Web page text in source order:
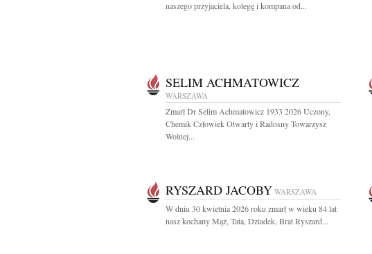
naszego przyjaciela, kolegę i kompana od...
SELIM ACHMATOWICZ
WARSZAWA
Zmarł Dr Selim Achmatowicz 1933 2026 Uczony,
Chemik Człowiek Otwarty i Radosny Towarzysz
Wolnej...
RYSZARD JACOBY WARSZAWA
W dniu 30 kwietnia 2026 roku zmarł w wieku 84 lat
nasz kochany Mąż, Tata, Dziadek, Brat Ryszard...